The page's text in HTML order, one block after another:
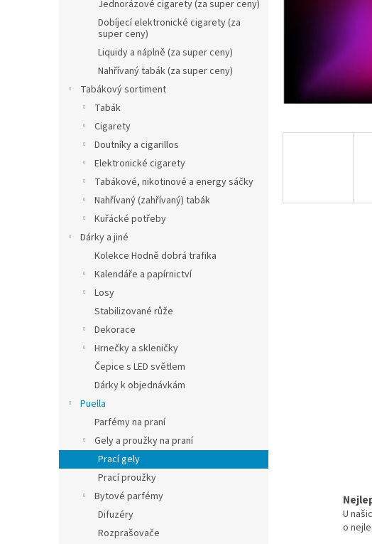
Jednorázové cigarety (za super ceny)
Dobíjecí elektronické cigarety (za
super ceny)
Liquidy a náplně (za super ceny)
Nahřívaný tabák (za super ceny)
Tabákový sortiment
Tabák
Cigarety
Doutníky a cigarillos
Elektronické cigarety
Tabákové, nikotinové a energy sáčky
Nahřívaný (zahřívaný) tabák
Kuřácké potřeby
Dárky a jiné
Kolekce Hodně dobrá trafika
Kalendáře a papírnictví
Losy
Stabilizované růže
Dekorace
Hrnečky a skleničky
Čepice s LED světlem
Dárky k objednávkám
Puella
Parfémy na praní
Gely a proužky na praní
Prací gely
Prací proužky
Bytové parfémy
Difuzéry
Rozprašovače
U
o